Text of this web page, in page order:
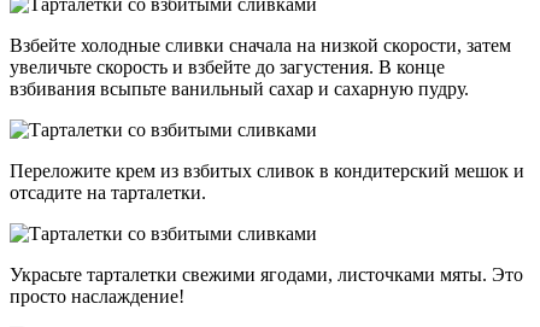
Взбейте холодные сливки сначала на низкой скорости, затем
увеличьте скорость и взбейте до загустения. В конце
взбивания всыпьте ванильный сахар и сахарную пудру.
Переложите крем из взбитых сливок в кондитерский мешок и
отсадите на тарталетки.
Украсьте тарталетки свежими ягодами, листочками мяты. Это
просто наслаждение!